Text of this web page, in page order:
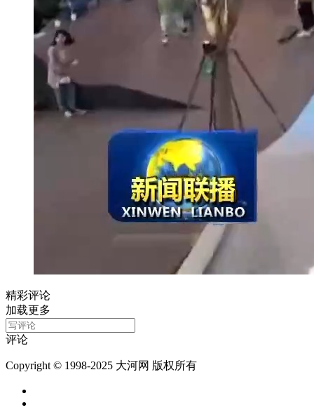
精彩评论
加载更多
评论
Copyright © 1998-2025 大河网 版权所有